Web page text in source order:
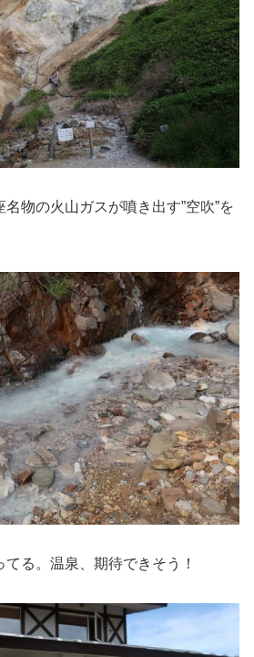
物の火山ガスが噴き出す”空吹”を
る。温泉、期待できそう！